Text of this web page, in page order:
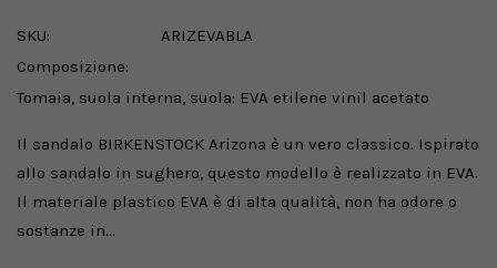
SKU:
ARIZEVABLA
Composizione:
Tomaia, suola interna, suola: EVA etilene vinil acetato
Il sandalo BIRKENSTOCK Arizona è un vero classico. Ispirato
allo sandalo in sughero, questo modello è realizzato in EVA.
Il materiale plastico EVA è di alta qualità, non ha odore o
sostanze in…